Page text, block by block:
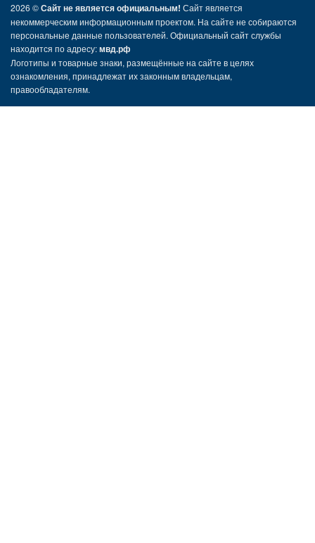
2026 ©Сайт не является официальным! Сайт является
некоммерческим информационным проектом. На сайте не собираются
персональные данные пользователей. Официальный сайт службы
находится по адресу:мвд.рф
Логотипы и товарные знаки, размещённые на сайте в целях
ознакомления, принадлежат их законным владельцам,
правообладателям.